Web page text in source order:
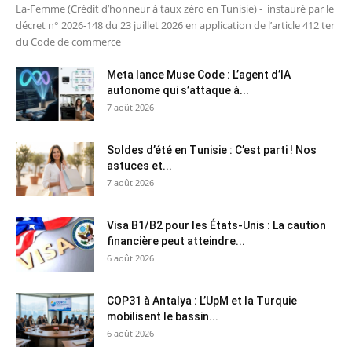
La-Femme (Crédit d’honneur à taux zéro en Tunisie) - instauré par le
décret n° 2026-148 du 23 juillet 2026 en application de l’article 412 ter
du Code de commerce
Meta lance Muse Code : L’agent d’IA
autonome qui s’attaque à...
7 août 2026
Soldes d’été en Tunisie : C’est parti ! Nos
astuces et...
7 août 2026
Visa B1/B2 pour les États-Unis : La caution
financière peut atteindre...
6 août 2026
COP31 à Antalya : L’UpM et la Turquie
mobilisent le bassin...
6 août 2026